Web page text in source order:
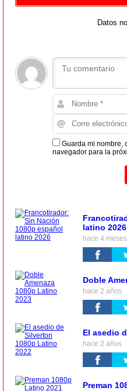
Datos
Guarda mi nombre,
navegador para la
latino 2026
hace 4 meses
Doble
hace 2 años
El asedio
hace 2 años
Preman